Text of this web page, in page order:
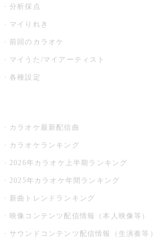
分析採点
マイりれき
前回のカラオケ
マイうた/マイアーティスト
各種設定
カラオケ最新配信曲
カラオケランキング
2026年カラオケ上半期ランキング
2025年カラオケ年間ランキング
新曲トレンドランキング
映像コンテンツ配信情報（本人映像等）
サウンドコンテンツ配信情報（生演奏等）